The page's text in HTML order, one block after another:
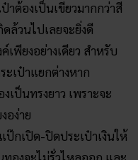
าต้องเป็นเขียวมากกว่าสี
ล้วนไปเลยจะยิ่งดี
เพียงอย่างเดียว สำหรับ
ะเป๋าแยกต่างหาก
เป็นทรงยาว เพราะจะ
อง่าย
ป๊กเปิด-ปิดประเป๋าเงินให้